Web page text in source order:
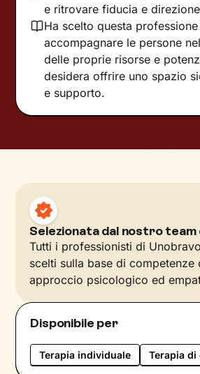
e ritrovare fiducia e
Ha scelto questa
accompagnare le persone
delle proprie risorse e
desidera offrire uno spazio
e supporto.
Selezionata dal nostro team
Tutti i professionisti di
scelti sulla base di competenze
approccio psicologico ed
Disponibile per
Terapia individuale Terapia di